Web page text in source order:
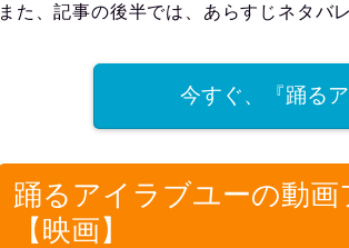
また、記事の後半では、あらすじネタバ
今すぐ、『踊る
踊るアイラブユーの動
【映画】